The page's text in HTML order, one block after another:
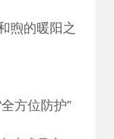
煦的暖阳之
方位防护”